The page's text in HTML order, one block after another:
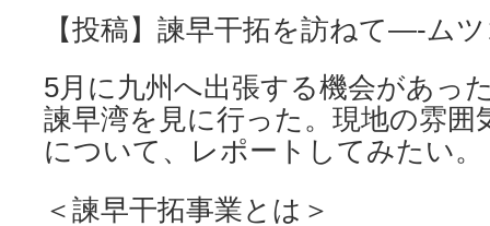
【投稿】諫早干拓を訪ねて—-ム
5月に九州へ出張する機会があっ
諫早湾を見に行った。現地の雰囲
について、レポートしてみたい。
＜諫早干拓事業とは＞